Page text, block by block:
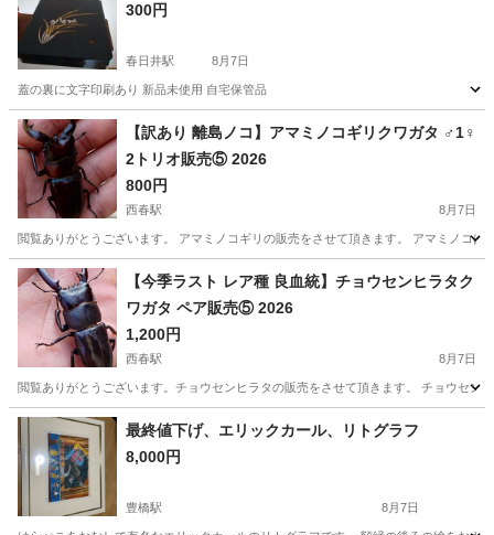
300円
春日井駅 8月7日
蓋の裏に文字印刷あり 新品未使用 自宅保管品
愛知 名古屋市 春日井駅 その他
【訳あり 離島ノコ】アマミノコギリクワガタ ♂1♀
2トリオ販売⑤ 2026
800円
西春駅 8月7日
閲覧ありがとうございます。 アマミノコギリの販売をさせて頂きます。 アマミノコ
愛知 北名古屋市 西春駅 その他 アマミノコギリクワガタ
【今季ラスト レア種 良血統】チョウセンヒラタク
ワガタ ペア販売⑤ 2026
1,200円
西春駅 8月7日
閲覧ありがとうございます。チョウセンヒラタの販売をさせて頂きます。 チョウセ
愛知 北名古屋市 西春駅 その他
最終値下げ、エリックカール、リトグラフ
8,000円
豊橋駅 8月7日